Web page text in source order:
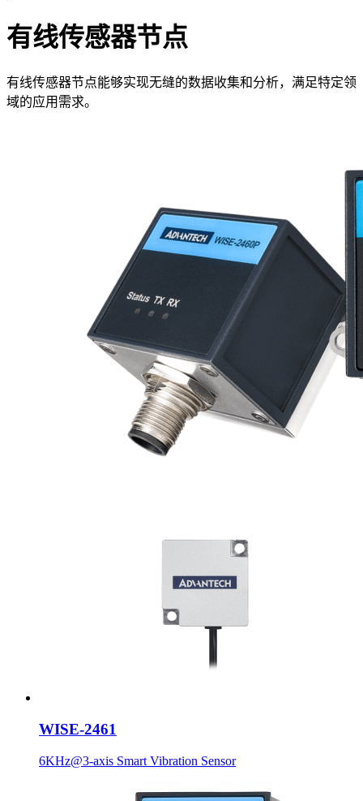
有线传感器节点
有线传感器节点能够实现无缝的数据收集和分析，满足特定领
域的应用需求。
WISE-2461
6KHz@3-axis Smart Vibration Sensor